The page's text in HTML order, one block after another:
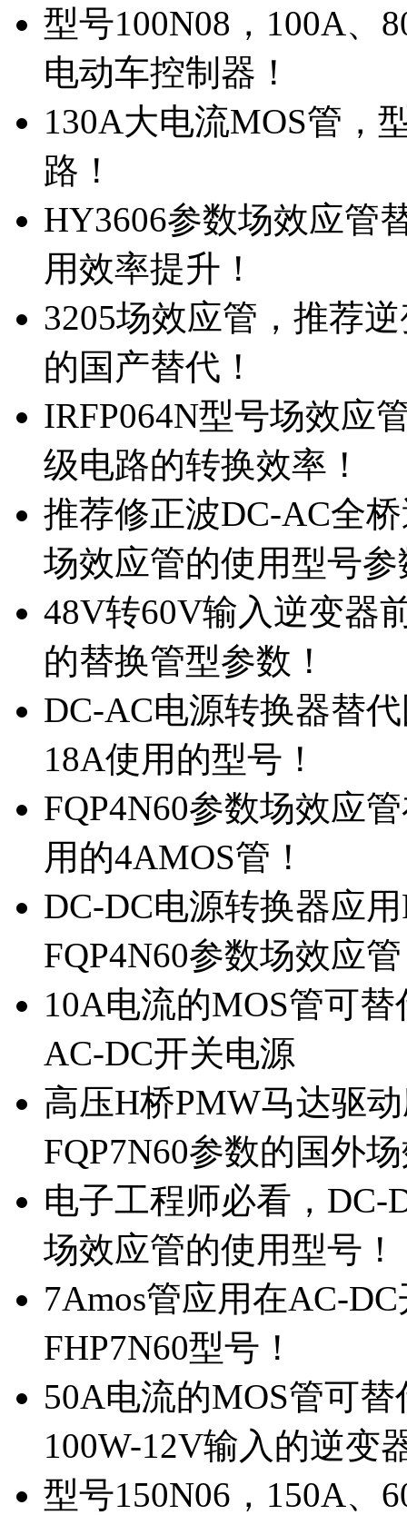
型号100N08，100A、
电动车控制器！
130A大电流MOS管，
路！
HY3606参数场效应管
用效率提升！
3205场效应管，推荐
的国产替代！
IRFP064N型号场效应
级电路的转换效率！
推荐修正波DC-AC全
场效应管的使用型号参
48V转60V输入逆变器
的替换管型参数！
DC-AC电源转换器替
18A使用的型号！
FQP4N60参数场效应
用的4AMOS管！
DC-DC电源转换器应
FQP4N60参数场效应
10A电流的MOS管可
AC-DC开关电源
高压H桥PMW马达驱
FQP7N60参数的国外
电子工程师必看，DC-
场效应管的使用型号！
7Amos管应用在AC-
FHP7N60型号！
50A电流的MOS管可
100W-12V输入的逆变
型号150N06，150A、